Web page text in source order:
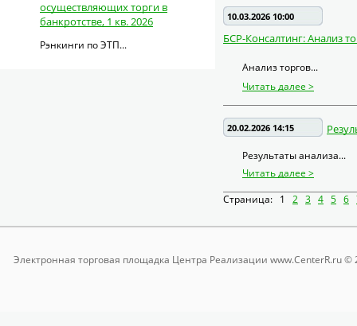
осуществляющих торги в
банкротстве, 1 кв. 2026
Рэнкинги по ЭТП...
10.03.2026 10:00
БСР-Консалтинг: Анализ
Анализ торгов...
Читать далее >
20.02.2026 14:15
Результаты анализа...
Читать далее >
Страница: 1 2 3 4 5 6
Электронная торговая площадка Центра Реализации www.CenterR.ru ©